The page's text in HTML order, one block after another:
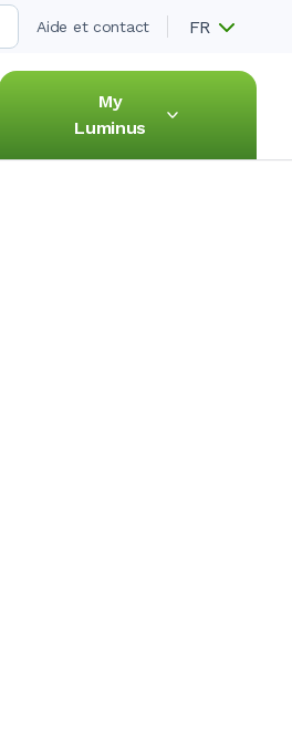
Aide et contact FR
My
Luminus